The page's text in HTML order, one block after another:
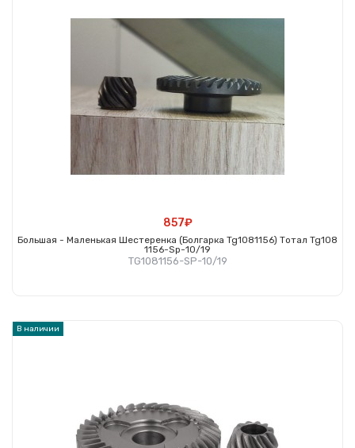
857₽
Большая - Маленькая Шестеренка (болгарка Tg1081156) Тотал Tg108
1156-Sp-10/19
TG1081156-SP-10/19
В наличии